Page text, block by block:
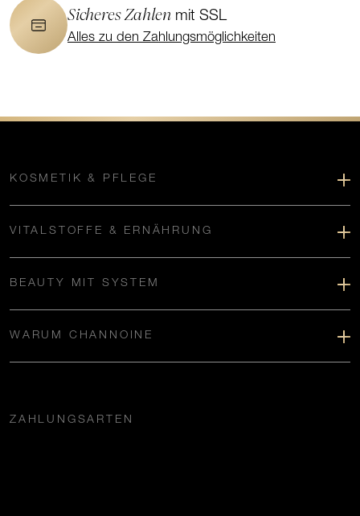
Sicheres Zahlen mit SSL
Alles zu den Zahlungsmöglichkeiten
KOSMETIK & PFLEGE
VITALSTOFFE & ERNÄHRUNG
BEAUTY MIT SYSTEM
WARUM CHANNOINE
ZAHLUNGSARTEN